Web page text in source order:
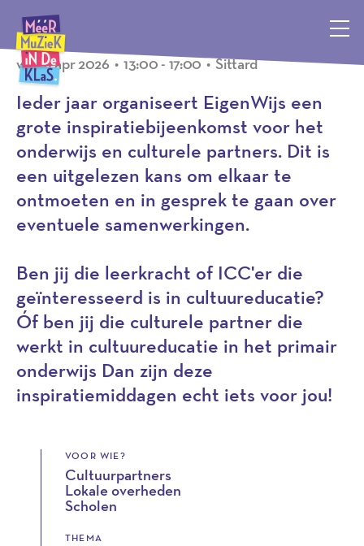
Méér Muziek in de Klas, terug naar de homepagina
Evenement
wo 01 apr 2026 • 13:00 - 17:00 • Sittard
Ieder jaar organiseert EigenWijs een
grote inspiratiebijeenkomst voor het
onderwijs en culturele partners. Dit is
een uitgelezen kans om elkaar te
ontmoeten en in gesprek te gaan over
eventuele samenwerkingen.
Ben jij die leerkracht of ICC'er die
geïnteresseerd is in cultuureducatie?
Óf ben jij die culturele partner die
werkt in cultuureducatie in het primair
onderwijs Dan zijn deze
inspiratiemiddagen echt iets voor jou!
VOOR WIE?
Cultuurpartners
Lokale overheden
Scholen
THEMA